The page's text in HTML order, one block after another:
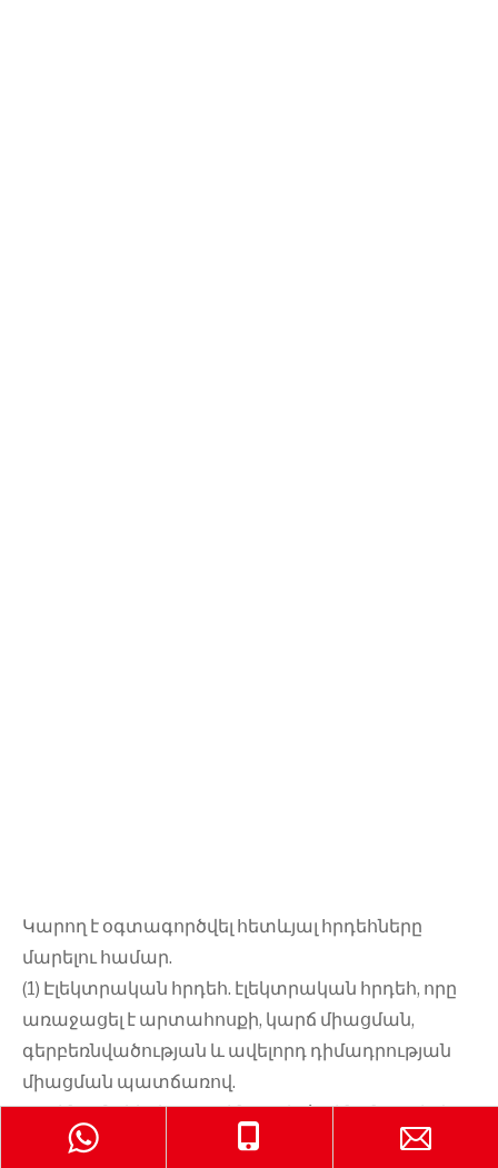
Կարող է օգտագործվել հետևյալ հրդեհները
մարելու համար.
(1) Էլեկտրական հրդեհ. էլեկտրական հրդեհ, որը
առաջացել է արտահոսքի, կարճ միացման,
գերբեռնվածության և ավելորդ դիմադրության
միացման պատճառով.
2) պինդ մակերևութային հրդեհ՝ պինդ նյութի վրա
մակերևութային հրդեհ այն վայրում, որտեղ